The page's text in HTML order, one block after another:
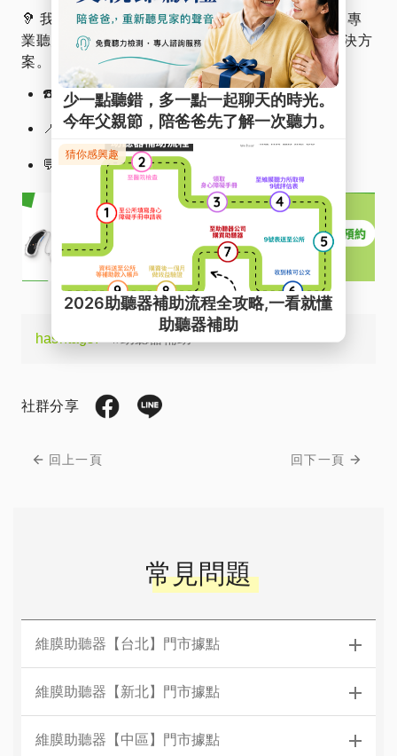
🦻 我們提供完整的聽力檢查與助聽器試戴體驗，由專
業聽力師為您解說聽力圖結果，找到最適合您的解決方
案。
☎️ 免費專線：0800-580-731
📍 立即查詢最近的維膜助聽器門市
💬加入官方LINE帳號，立即諮詢
hashtags:
社群分享
回上一頁 回下一頁
常見問題
維膜助聽器【台北】門市據點
維膜助聽器【新北】門市據點
維膜助聽器【中區】門市據點